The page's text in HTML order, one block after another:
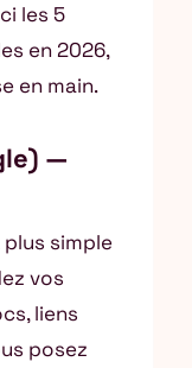
les 5
en 2026,
en main.
—
simple
vos
liens
posez